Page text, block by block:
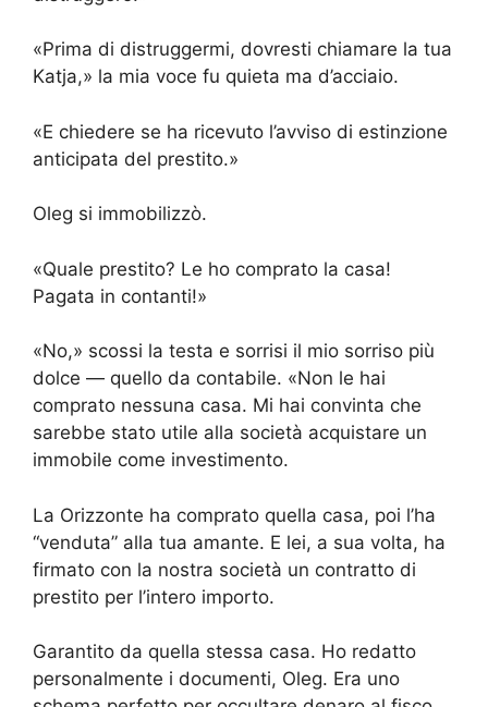
«Prima di distruggermi, dovresti chiamare la tua
Katja,» la mia voce fu quieta ma d’acciaio.
«E chiedere se ha ricevuto l’avviso di estinzione
anticipata del prestito.»
Oleg si immobilizzò.
«Quale prestito? Le ho comprato la casa!
Pagata in contanti!»
«No,» scossi la testa e sorrisi il mio sorriso più
dolce — quello da contabile. «Non le hai
comprato nessuna casa. Mi hai convinta che
sarebbe stato utile alla società acquistare un
immobile come investimento.
La Orizzonte ha comprato quella casa, poi l’ha
“venduta” alla tua amante. E lei, a sua volta, ha
firmato con la nostra società un contratto di
prestito per l’intero importo.
Garantito da quella stessa casa. Ho redatto
personalmente i documenti, Oleg. Era uno